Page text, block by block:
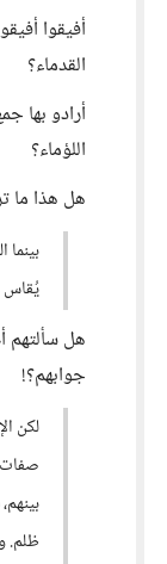
أفيقوا
القدماء؟
أرادو بها
اللؤماء؟
هل هذا ما
يُقاس
هل سألتهم
جوابهم؟!
لكن
صفات
ظلم.